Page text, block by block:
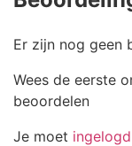
Er zijn nog geen
Wees de eerste
beoordelen
Je moet